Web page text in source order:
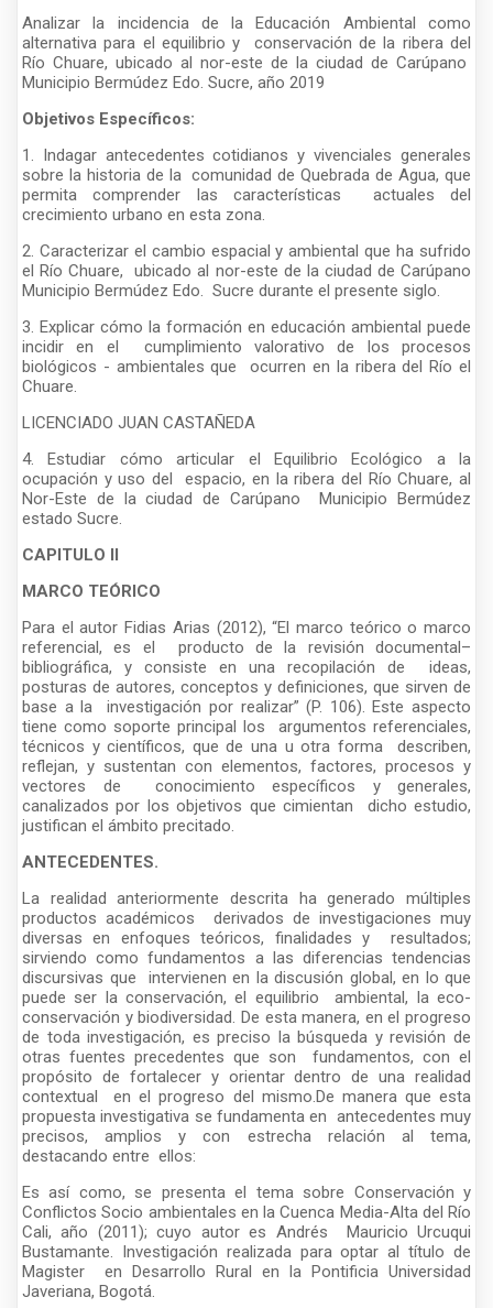
Analizar la incidencia de la Educación Ambiental como
alternativa para el equilibrio y conservación de la ribera del
Río Chuare, ubicado al nor-este de la ciudad de Carúpano
Municipio Bermúdez Edo. Sucre, año 2019
Objetivos Específicos:
1. Indagar antecedentes cotidianos y vivenciales generales
sobre la historia de la comunidad de Quebrada de Agua, que
permita comprender las características actuales del
crecimiento urbano en esta zona.
2. Caracterizar el cambio espacial y ambiental que ha sufrido
el Río Chuare, ubicado al nor-este de la ciudad de Carúpano
Municipio Bermúdez Edo. Sucre durante el presente siglo.
3. Explicar cómo la formación en educación ambiental puede
incidir en el cumplimiento valorativo de los procesos
biológicos - ambientales que ocurren en la ribera del Río el
Chuare.
LICENCIADO JUAN CASTAÑEDA
4. Estudiar cómo articular el Equilibrio Ecológico a la
ocupación y uso del espacio, en la ribera del Río Chuare, al
Nor-Este de la ciudad de Carúpano Municipio Bermúdez
estado Sucre.
CAPITULO II
MARCO TEÓRICO
Para el autor Fidias Arias (2012), “El marco teórico o marco
referencial, es el producto de la revisión documental–
bibliográfica, y consiste en una recopilación de ideas,
posturas de autores, conceptos y definiciones, que sirven de
base a la investigación por realizar” (P. 106). Este aspecto
tiene como soporte principal los argumentos referenciales,
técnicos y científicos, que de una u otra forma describen,
reflejan, y sustentan con elementos, factores, procesos y
vectores de conocimiento específicos y generales,
canalizados por los objetivos que cimientan dicho estudio,
justifican el ámbito precitado.
ANTECEDENTES.
La realidad anteriormente descrita ha generado múltiples
productos académicos derivados de investigaciones muy
diversas en enfoques teóricos, finalidades y resultados;
sirviendo como fundamentos a las diferencias tendencias
discursivas que intervienen en la discusión global, en lo que
puede ser la conservación, el equilibrio ambiental, la eco-
conservación y biodiversidad. De esta manera, en el progreso
de toda investigación, es preciso la búsqueda y revisión de
otras fuentes precedentes que son fundamentos, con el
propósito de fortalecer y orientar dentro de una realidad
contextual en el progreso del mismo.De manera que esta
propuesta investigativa se fundamenta en antecedentes muy
precisos, amplios y con estrecha relación al tema,
destacando entre ellos:
Es así como, se presenta el tema sobre Conservación y
Conflictos Socio ambientales en la Cuenca Media-Alta del Río
Cali, año (2011); cuyo autor es Andrés Mauricio Urcuqui
Bustamante. Investigación realizada para optar al título de
Magister en Desarrollo Rural en la Pontificia Universidad
Javeriana, Bogotá.